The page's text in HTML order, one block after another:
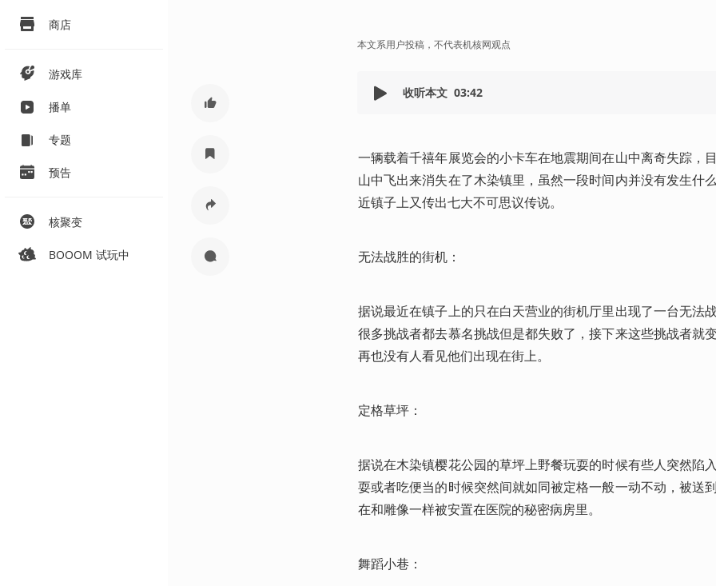
商店
游戏库
播单
专题
预告
核聚变
BOOOM 试玩中
本文系用户投稿，不代表机核网观点
收听本文 03:42
一辆载着千禧年展览会的小卡车在地震期间在山中离奇失踪，
山中飞出来消失在了木染镇里，虽然一段时间内并没有发生什
近镇子上又传出七大不可思议传说。
无法战胜的街机：
据说最近在镇子上的只在白天营业的街机厅里出现了一台无法
很多挑战者都去慕名挑战但是都失败了，接下来这些挑战者就
再也没有人看见他们出现在街上。
定格草坪：
据说在木染镇樱花公园的草坪上野餐玩耍的时候有些人突然陷
耍或者吃便当的时候突然间就如同被定格一般一动不动，被送
在和雕像一样被安置在医院的秘密病房里。
舞蹈小巷：